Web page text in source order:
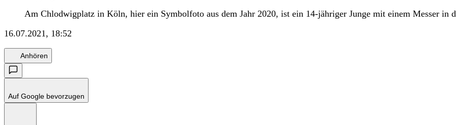
Am Chlodwigplatz in Köln, hier ein Symbolfoto aus dem Jahr 2020, ist ein 14-jähriger Junge mit einem Messer in
16.07.2021, 18:52
Anhören
Auf Google bevorzugen